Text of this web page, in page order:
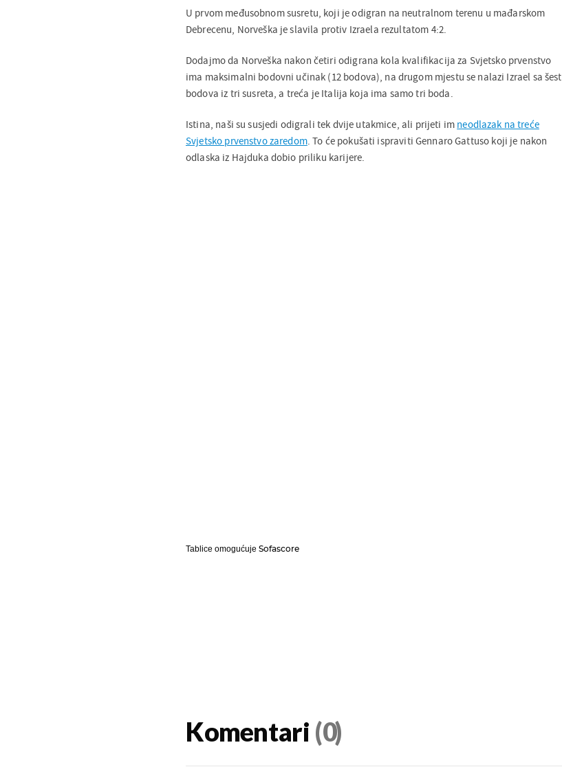
U prvom međusobnom susretu, koji je odigran na neutralnom terenu u mađarskom
Debrecenu, Norveška je slavila protiv Izraela rezultatom 4:2.
Dodajmo da Norveška nakon četiri odigrana kola kvalifikacija za Svjetsko prvenstvo
ima maksimalni bodovni učinak (12 bodova), na drugom mjestu se nalazi Izrael sa šest
bodova iz tri susreta, a treća je Italija koja ima samo tri boda.
Istina, naši su susjedi odigrali tek dvije utakmice, ali prijeti im neodlazak na treće
Svjetsko prvenstvo zaredom. To će pokušati ispraviti Gennaro Gattuso koji je nakon
odlaska iz Hajduka dobio priliku karijere.
Tablice omogućuje Sofascore
Komentari (0)